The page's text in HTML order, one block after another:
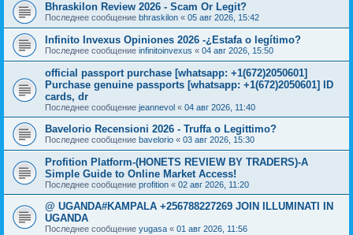
Bhraskilon Review 2026 - Scam Or Legit?
Последнее сообщение bhraskilon « 05 авг 2026, 15:42
Infinito Invexus Opiniones 2026 -¿Estafa o legítimo?
Последнее сообщение infinitoinvexus « 04 авг 2026, 15:50
official passport purchase [whatsapp: +1(672)2050601]
Purchase genuine passports [whatsapp: +1(672)2050601] ID
cards, dr
Последнее сообщение jeannevol « 04 авг 2026, 11:40
Bavelorio Recensioni 2026 - Truffa o Legittimo?
Последнее сообщение bavelorio « 03 авг 2026, 15:30
Profition Platform-(HONETS REVIEW BY TRADERS)-A
Simple Guide to Online Market Access!
Последнее сообщение profition « 02 авг 2026, 11:20
@ UGANDA#KAMPALA +256788227269 JOIN ILLUMINATI IN
UGANDA
Последнее сообщение yugasa « 01 авг 2026, 11:56